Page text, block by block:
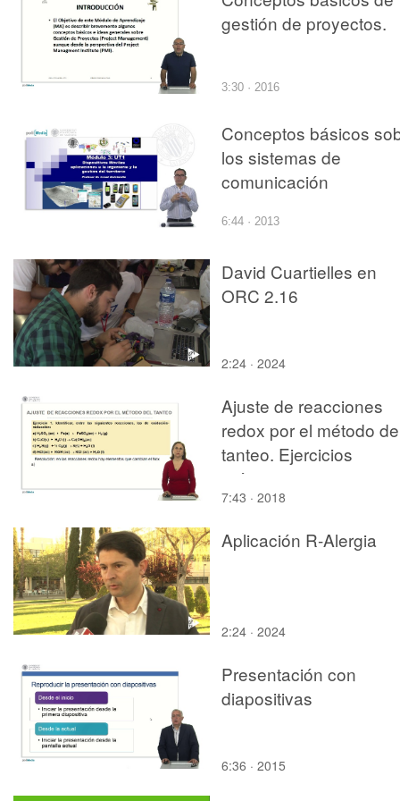
gestión de proyectos.
3:30 · 2016
Conceptos básicos
los sistemas de
comunicación
6:44 · 2013
David Cuartielles en
ORC 2.16
2:24 · 2024
Ajuste de reacciones
redox por el método de
tanteo. Ejercicios
prácticos
7:43 · 2018
Aplicación R-Alergia
2:24 · 2024
Presentación con
diapositivas
6:36 · 2015